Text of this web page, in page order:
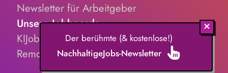
Newsletter für Arbeitgeber
Unsere Jobboards
KIJobs.de
RemoteJobs.de
Der berühmte (& kostenlose!)
NachhaltigeJobs-Newsletter